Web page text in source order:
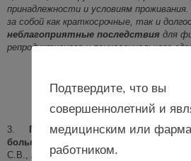
принадлежности и условиям
за собой как краткосрочные, так и
неблагоприятные последствия для
репродуктивного и психосоциального
Материал доступен
3. Гормональная коррекция
больных раком яичников
С.В., Аверьянова М.В., Алешикова О.И.,
Подтвердите, что вы
совершеннолетний и
медицинским или
работником.